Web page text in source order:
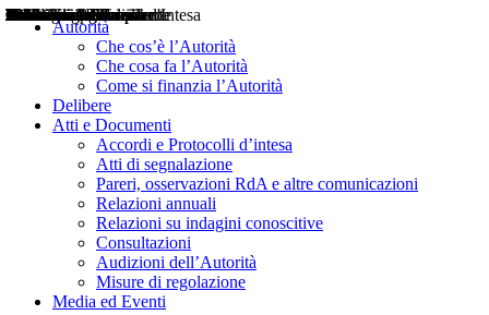
Autorità
Che cos’è l’Autorità
Che cosa fa l’Autorità
Come si finanzia l’Autorità
Delibere
Atti e Documenti
Accordi e Protocolli d’intesa
Atti di segnalazione
Pareri, osservazioni RdA e altre comunicazioni
Relazioni annuali
Relazioni su indagini conoscitive
Consultazioni
Audizioni dell’Autorità
Misure di regolazione
Media ed Eventi
Delibere
Pareri
Consultazioni
Audizioni
Atti di Segnalazione
Accordi e Protocolli d'Intesa
Relazioni annuali
Misure di regolazione
Notizie
Comunicati Stampa
Bollettini ART
Convegni ART
Interviste del Presidente
Articoli in primo piano
Interventi del Presidente
2004
2005
2010
2013
2014
2015
2016
2017
2018
2019
202
2020
2021
2022
2023
2024
2025
2026
Aereo
Marittimo
Terrestre